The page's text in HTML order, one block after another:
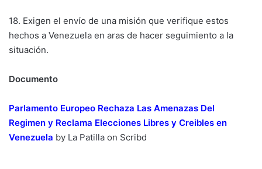
18. Exigen el envío de una misión que verifique estos
hechos a Venezuela en aras de hacer seguimiento a la
situación.
Documento
Parlamento Europeo Rechaza Las Amenazas Del
Regimen y Reclama Elecciones Libres y Creibles en
Venezuela by La Patilla on Scribd